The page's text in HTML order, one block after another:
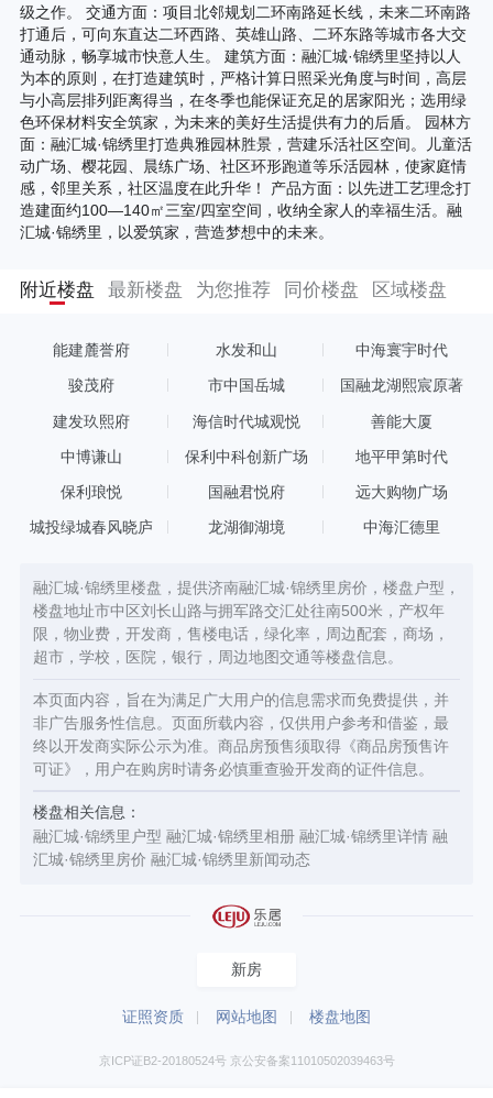
级之作。 交通方面：项目北邻规划二环南路延长线，未来二环南路
打通后，可向东直达二环西路、英雄山路、二环东路等城市各大交
通动脉，畅享城市快意人生。 建筑方面：融汇城·锦绣里坚持以人
为本的原则，在打造建筑时，严格计算日照采光角度与时间，高层
与小高层排列距离得当，在冬季也能保证充足的居家阳光；选用绿
色环保材料安全筑家，为未来的美好生活提供有力的后盾。 园林方
面：融汇城·锦绣里打造典雅园林胜景，营建乐活社区空间。儿童活
动广场、樱花园、晨练广场、社区环形跑道等乐活园林，使家庭情
感，邻里关系，社区温度在此升华！ 产品方面：以先进工艺理念打
造建面约100—140㎡三室/四室空间，收纳全家人的幸福生活。融
汇城·锦绣里，以爱筑家，营造梦想中的未来。
附近楼盘 最新楼盘 为您推荐 同价楼盘 区域楼盘
能建麓誉府 水发和山 中海寰宇时代
骏茂府 市中国岳城 国融龙湖熙宸原著
建发玖熙府 海信时代城观悦 善能大厦
中博谦山 保利中科创新广场 地平甲第时代
保利琅悦 国融君悦府 远大购物广场
城投绿城春风晓庐 龙湖御湖境 中海汇德里
融汇城·锦绣里楼盘，提供济南融汇城·锦绣里房价，楼盘户型，
楼盘地址市中区刘长山路与拥军路交汇处往南500米，产权年
限，物业费，开发商，售楼电话，绿化率，周边配套，商场，
超市，学校，医院，银行，周边地图交通等楼盘信息。
本页面内容，旨在为满足广大用户的信息需求而免费提供，并
非广告服务性信息。页面所载内容，仅供用户参考和借鉴，最
终以开发商实际公示为准。商品房预售须取得《商品房预售许
可证》，用户在购房时请务必慎重查验开发商的证件信息。
楼盘相关信息：
融汇城·锦绣里户型 融汇城·锦绣里相册 融汇城·锦绣里详情 融
汇城·锦绣里房价 融汇城·锦绣里新闻动态
新房
证照资质 网站地图 楼盘地图
京ICP证B2-20180524号 京公安备案11010502039463号